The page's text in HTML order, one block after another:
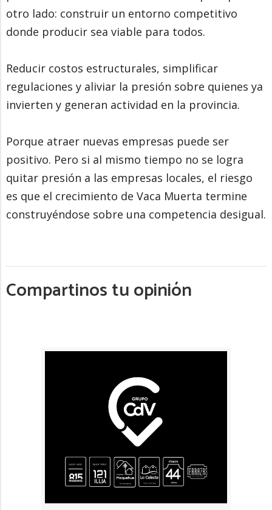
otro lado: construir un entorno competitivo
donde producir sea viable para todos.
Reducir costos estructurales, simplificar
regulaciones y aliviar la presión sobre quienes ya
invierten y generan actividad en la provincia.
Porque atraer nuevas empresas puede ser
positivo. Pero si al mismo tiempo no se logra
quitar presión a las empresas locales, el riesgo
es que el crecimiento de Vaca Muerta termine
construyéndose sobre una competencia desigual.
Compartinos tu opinión